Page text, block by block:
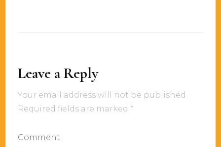
Leave a Reply
Your email address will not be published.
Required fields are marked *
Comment